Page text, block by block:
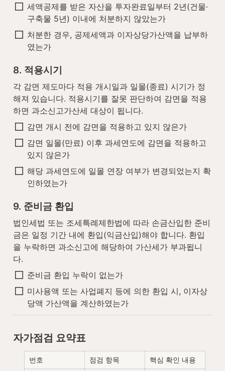
세액공제를 받은 자산을 투자완료일부터 2년(건물·
구축물 5년) 이내에 처분하지 않았는가
처분한 경우, 공제세액과 이자상당가산액을 납부하
였는가
8. 적용시기
각 감면 제도마다 적용 개시일과 일몰(종료) 시기가 정
해져 있습니다. 적용시기를 잘못 판단하여 감면을 적용
하면 과소신고가산세 대상이 됩니다.
감면 개시 전에 감면을 적용하고 있지 않은가
감면 일몰(만료) 이후 과세연도에 감면을 적용하고
있지 않은가
해당 과세연도에 일몰 연장 여부가 변경되었는지 확
인하였는가
9. 준비금 환입
법인세법 또는 조세특례제한법에 따라 손금산입한 준비
금은 일정 기간 내에 환입(익금산입)해야 합니다. 환입
을 누락하면 과소신고에 해당하여 가산세가 부과됩니
다.
준비금 환입 누락이 없는가
미사용액 또는 사업폐지 등에 의한 환입 시, 이자상
당액 가산액을 계산하였는가
자가점검 요약표
번호 점검 항목 핵심 확인 내용